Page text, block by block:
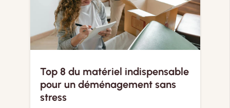
Top 8 du matériel indispensable
pour un déménagement sans
stress